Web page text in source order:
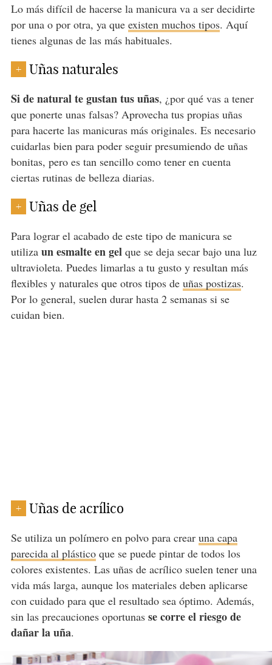
Lo más difícil de hacerse la manicura va a ser decidirte
por una o por otra, ya que existen muchos tipos. Aquí
tienes algunas de las más habituales.
+ Uñas naturales
Si de natural te gustan tus uñas, ¿por qué vas a tener
que ponerte unas falsas? Aprovecha tus propias uñas
para hacerte las manicuras más originales. Es necesario
cuidarlas bien para poder seguir presumiendo de uñas
bonitas, pero es tan sencillo como tener en cuenta
ciertas rutinas de belleza diarias.
+ Uñas de gel
Para lograr el acabado de este tipo de manicura se
utiliza un esmalte en gelque se deja secar bajo una luz
ultravioleta. Puedes limarlas a tu gusto y resultan más
flexibles y naturales que otros tipos de uñas postizas.
Por lo general, suelen durar hasta 2 semanas si se
cuidan bien.
+ Uñas de acrílico
Se utiliza un polímero en polvo para crear una capa
parecida al plásticoque se puede pintar de todos los
colores existentes. Las uñas de acrílico suelen tener una
vida más larga, aunque los materiales deben aplicarse
con cuidado para que el resultado sea óptimo. Además,
sin las precauciones oportunas se corre el riesgo de
dañar la uña.